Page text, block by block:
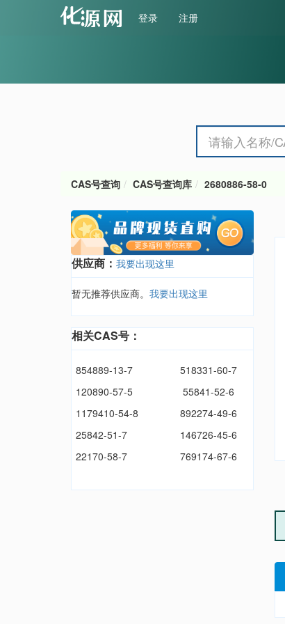
登录 注册
CAS号查询 CAS号查询库 2680886-58-0
供应商： 我要出现这里
暂无推荐供应商。 我要出现这里
相关CAS号：
854889-13-7
518331-60-7
120890-57-5
55841-52-6
1179410-54-8
892274-49-6
25842-51-7
146726-45-6
22170-58-7
769174-67-6